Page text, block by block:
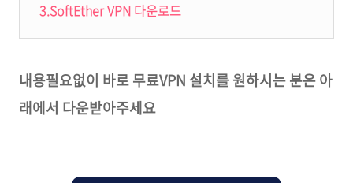
3.SoftEther VPN 다운로드
내용필요없이 바로 무료VPN 설치를 원하시는 분은 아
래에서 다운받아주세요